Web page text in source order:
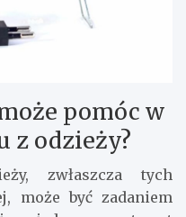
pomóc w
z odzieży?
zwłaszcza tych
może być zadaniem